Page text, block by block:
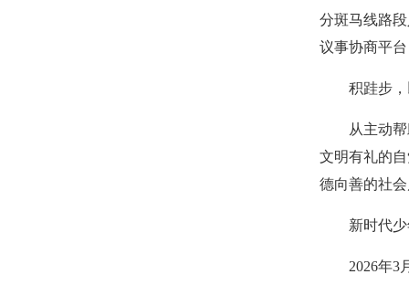
分斑马线路
议事协商平
积跬步
从主动
文明有礼的
德向善的社
新时代
2026年3